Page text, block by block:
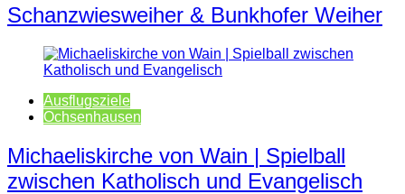
Schanzwiesweiher & Bunkhofer Weiher
Ausflugsziele
Ochsenhausen
Michaeliskirche von Wain | Spielball
zwischen Katholisch und Evangelisch